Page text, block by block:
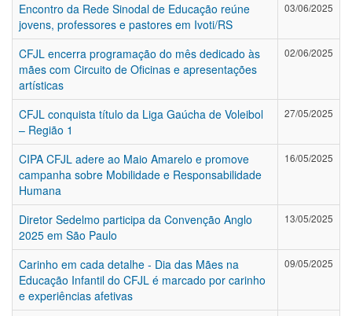
Encontro da Rede Sinodal de Educação reúne
jovens, professores e pastores em Ivoti/RS
03/06/2025
CFJL encerra programação do mês dedicado às
mães com Circuito de Oficinas e apresentações
artísticas
02/06/2025
CFJL conquista título da Liga Gaúcha de Voleibol
– Região 1
27/05/2025
CIPA CFJL adere ao Maio Amarelo e promove
campanha sobre Mobilidade e Responsabilidade
Humana
16/05/2025
Diretor Sedelmo participa da Convenção Anglo
2025 em São Paulo
13/05/2025
Carinho em cada detalhe - Dia das Mães na
Educação Infantil do CFJL é marcado por carinho
e experiências afetivas
09/05/2025